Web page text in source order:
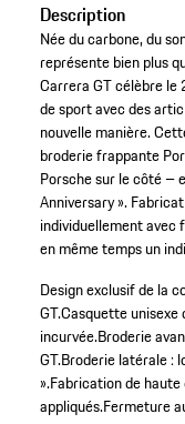
Description
Née du carbone, du
représente bien plus
Carrera GT célèbre le
de sport avec des
nouvelle manière.
broderie frappante
Porsche sur le côté –
Anniversary ».
individuellement
en même temps un
Design exclusif de la
GT.Casquette unisexe
incurvée.Broderie
GT.Broderie latérale :
».Fabrication de
appliqués.Fermeture